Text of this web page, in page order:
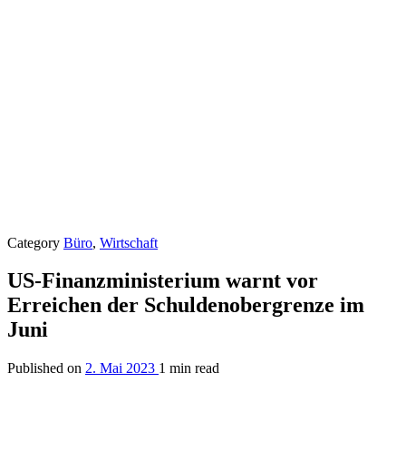
Category Büro, Wirtschaft
US-Finanzministerium warnt vor
Erreichen der Schuldenobergrenze im
Juni
Published on 2. Mai 2023 1 min read